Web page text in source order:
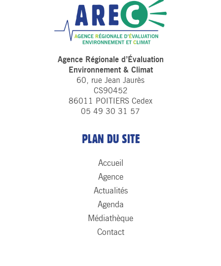
Agence Régionale d’Évaluation
Environnement & Climat
60, rue Jean Jaurès
CS90452
86011 POITIERS Cedex
05 49 30 31 57
PLAN DU SITE
Accueil
Agence
Actualités
Agenda
Médiathèque
Contact